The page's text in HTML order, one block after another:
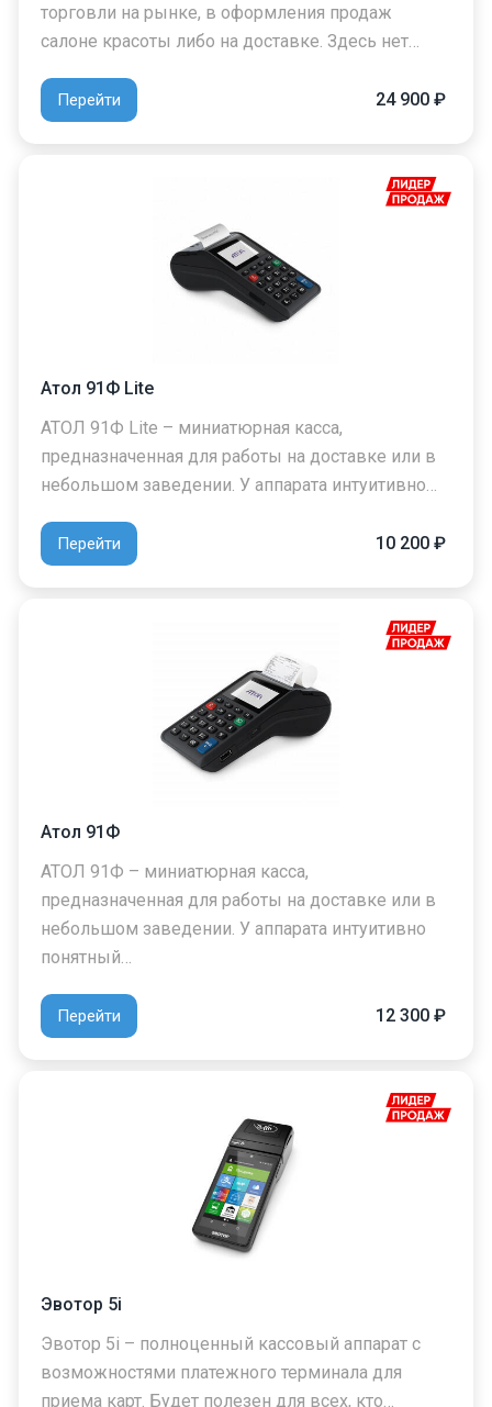
торговли на рынке, в оформления продаж
салоне красоты либо на доставке. Здесь нет…
Перейти 24 900 ₽
Атол 91Ф Lite
АТОЛ 91Ф Lite – миниатюрная касса,
предназначенная для работы на доставке или в
небольшом заведении. У аппарата интуитивно…
Перейти 10 200 ₽
Атол 91Ф
АТОЛ 91Ф – миниатюрная касса,
предназначенная для работы на доставке или в
небольшом заведении. У аппарата интуитивно
понятный…
Перейти 12 300 ₽
Эвотор 5i
Эвотор 5i – полноценный кассовый аппарат с
возможностями платежного терминала для
приема карт. Будет полезен для всех, кто…